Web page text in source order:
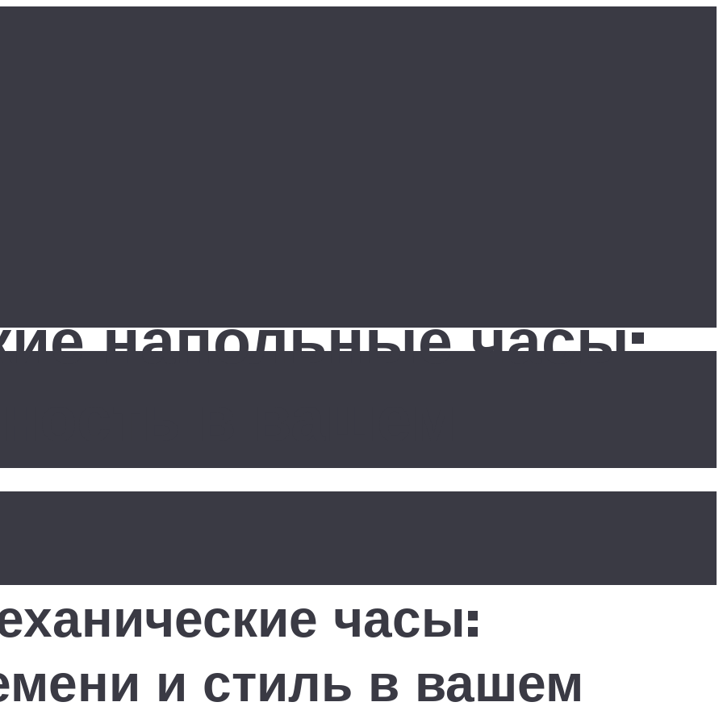
напольные часы:
в вашем
часы:
и стиль в вашем